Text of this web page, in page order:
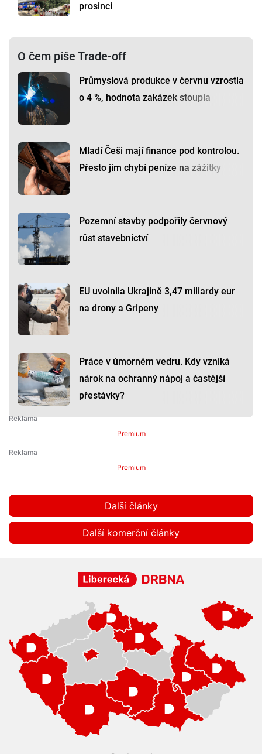
prosinci
O čem píše Trade-off
Průmyslová produkce v červnu vzrostla
o 4 %, hodnota zakázek stoupla
Mladí Češi mají finance pod kontrolou.
Přesto jim chybí peníze na zážitky
Pozemní stavby podpořily červnový
růst stavebnictví
EU uvolnila Ukrajině 3,47 miliardy eur
na drony a Gripeny
Práce v úmorném vedru. Kdy vzniká
nárok na ochranný nápoj a častější
přestávky?
Premium
Premium
Další články
Další komerční články